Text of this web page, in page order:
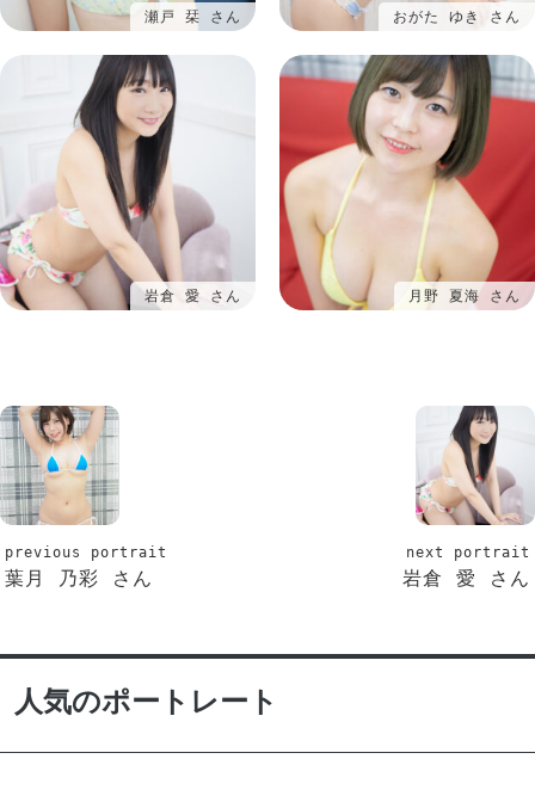
瀬戸 栞 さん おがた ゆき さん
岩倉 愛 さん 月野 夏海 さん
previous portrait
葉月 乃彩 さん
next portrait
岩倉 愛 さん
人気のポートレート